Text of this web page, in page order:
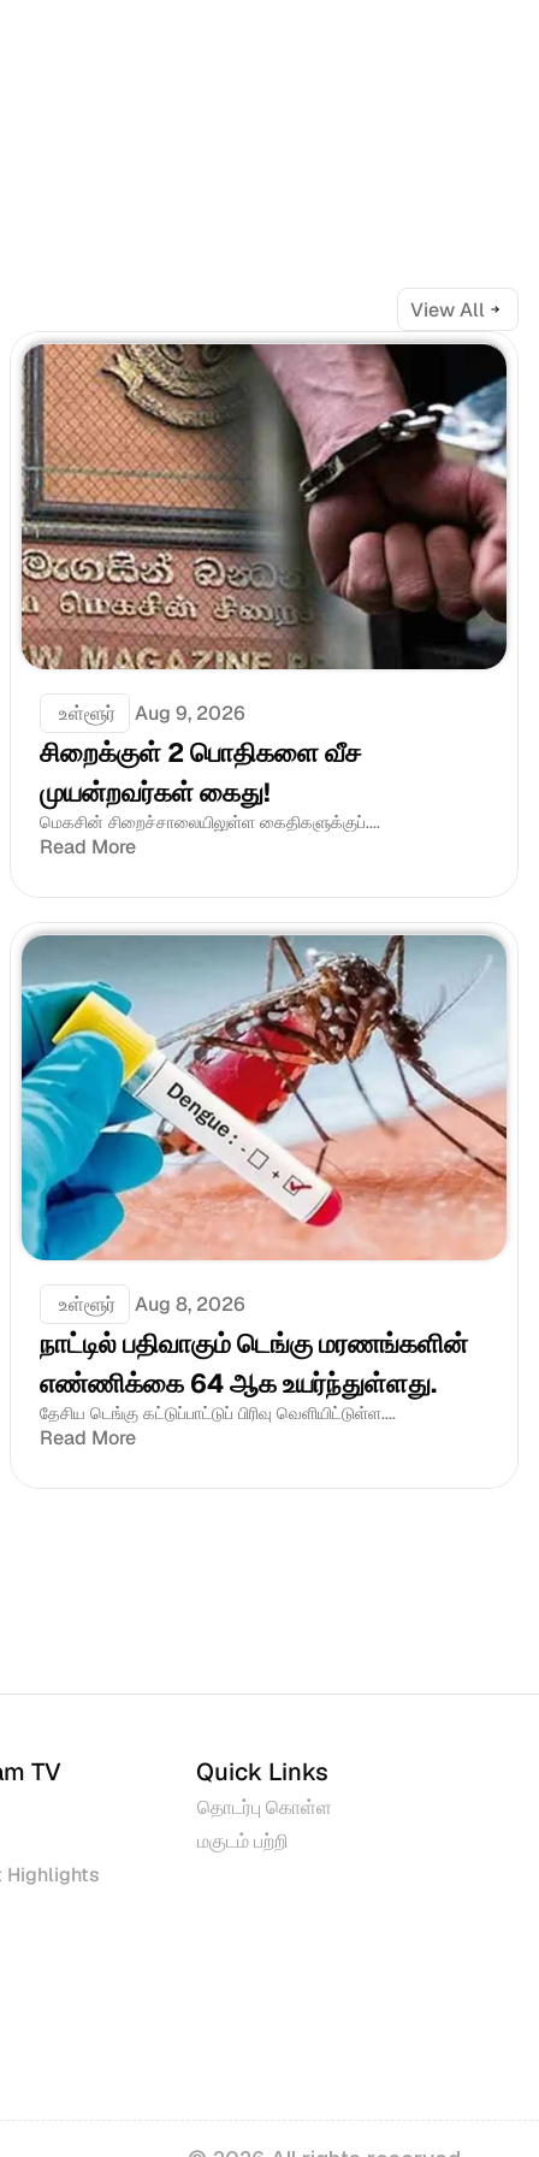
View All
உள்ளூர் Aug 9, 2026
சிறைக்குள் 2 பொதிகளை வீச
முயன்றவர்கள் கைது!
மெகசின் சிறைச்சாலையிலுள்ள கைதிகளுக்குப்....
Read More
உள்ளூர் Aug 8, 2026
நாட்டில் பதிவாகும் டெங்கு மரணங்களின்
எண்ணிக்கை 64 ஆக உயர்ந்துள்ளது.
தேசிய டெங்கு கட்டுப்பாட்டுப் பிரிவு வெளியிட்டுள்ள....
Read More
TV
Highlights
Quick Links
தொடர்பு கொள்ள
மகுடம் பற்றி